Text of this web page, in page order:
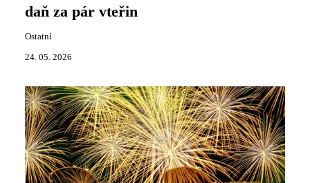
daň za pár vteřin
Ostatní
24. 05. 2026